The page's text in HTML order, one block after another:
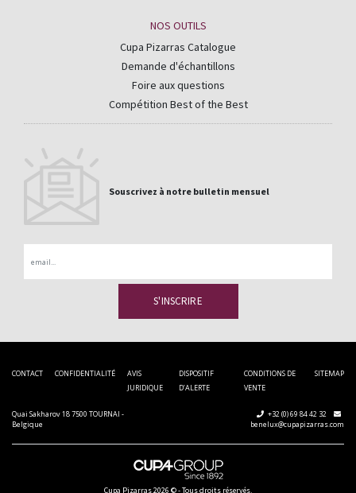
NOS OUTILS
Cupa Pizarras Catalogue
Demande d'échantillons
Foire aux questions
Compétition Best of the Best
Souscrivez à notre bulletin mensuel
CONTACT CONFIDENTIALITÉ
AVIS
JURIDIQUE
DISPOSITIF
D’ALERTE
CONDITIONS DE
VENTE
SITEMAP
Quai Sakharov 18 7500 TOURNAI -
Belgique
+32 (0) 69 84 42 32
benelux@cupapizarras.com
Cupa Pizarras2026 ©-Tous droits réservés.